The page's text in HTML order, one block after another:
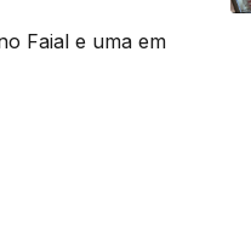
Faial e uma em